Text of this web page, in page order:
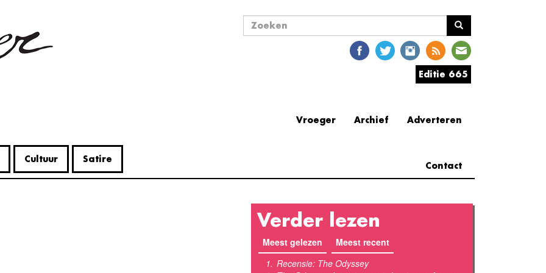
Cultuur Satire
Zoekveld
Editie 665
Adverteren
Archief
Vroeger
Contact
Verder lezen
Meest gelezen (actieve tabblad)
Meest recent
Recensie: The Odyssey